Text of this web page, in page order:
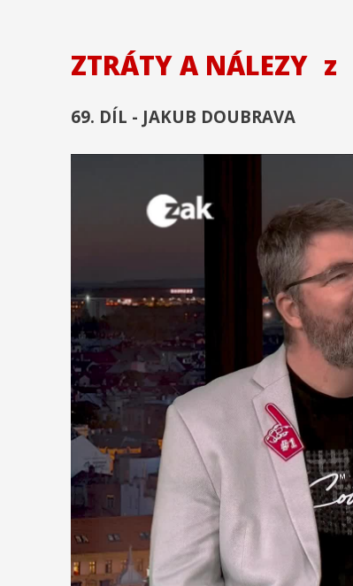
ZTRÁTY A NÁLEZY z
69. DÍL - JAKUB DOUBRAVA